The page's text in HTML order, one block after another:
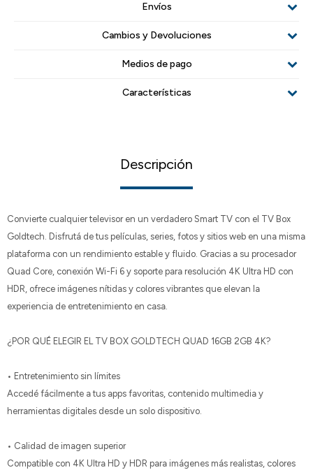
Envíos
Cambios y Devoluciones
Medios de pago
Características
Descripción
Convierte cualquier televisor en un verdadero Smart TV con el TV Box
Goldtech. Disfrutá de tus películas, series, fotos y sitios web en una misma
plataforma con un rendimiento estable y fluido. Gracias a su procesador
Quad Core, conexión Wi-Fi 6 y soporte para resolución 4K Ultra HD con
HDR, ofrece imágenes nítidas y colores vibrantes que elevan la
experiencia de entretenimiento en casa.
¿POR QUÉ ELEGIR EL TV BOX GOLDTECH QUAD 16GB 2GB 4K?
• Entretenimiento sin límites
Accedé fácilmente a tus apps favoritas, contenido multimedia y
herramientas digitales desde un solo dispositivo.
• Calidad de imagen superior
Compatible con 4K Ultra HD y HDR para imágenes más realistas, colores